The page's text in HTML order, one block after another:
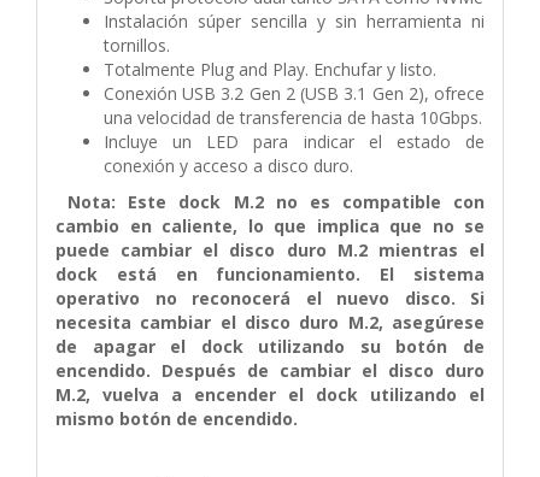
Instalación súper sencilla y sin herramienta ni
tornillos.
Totalmente Plug and Play. Enchufar y listo.
Conexión USB 3.2 Gen 2 (USB 3.1 Gen 2), ofrece
una velocidad de transferencia de hasta 10Gbps.
Incluye un LED para indicar el estado de
conexión y acceso a disco duro.
Nota: Este dock M.2 no es compatible con
cambio en caliente, lo que implica que no se
puede cambiar el disco duro M.2 mientras el
dock está en funcionamiento. El sistema
operativo no reconocerá el nuevo disco. Si
necesita cambiar el disco duro M.2, asegúrese
de apagar el dock utilizando su botón de
encendido. Después de cambiar el disco duro
M.2, vuelva a encender el dock utilizando el
mismo botón de encendido.